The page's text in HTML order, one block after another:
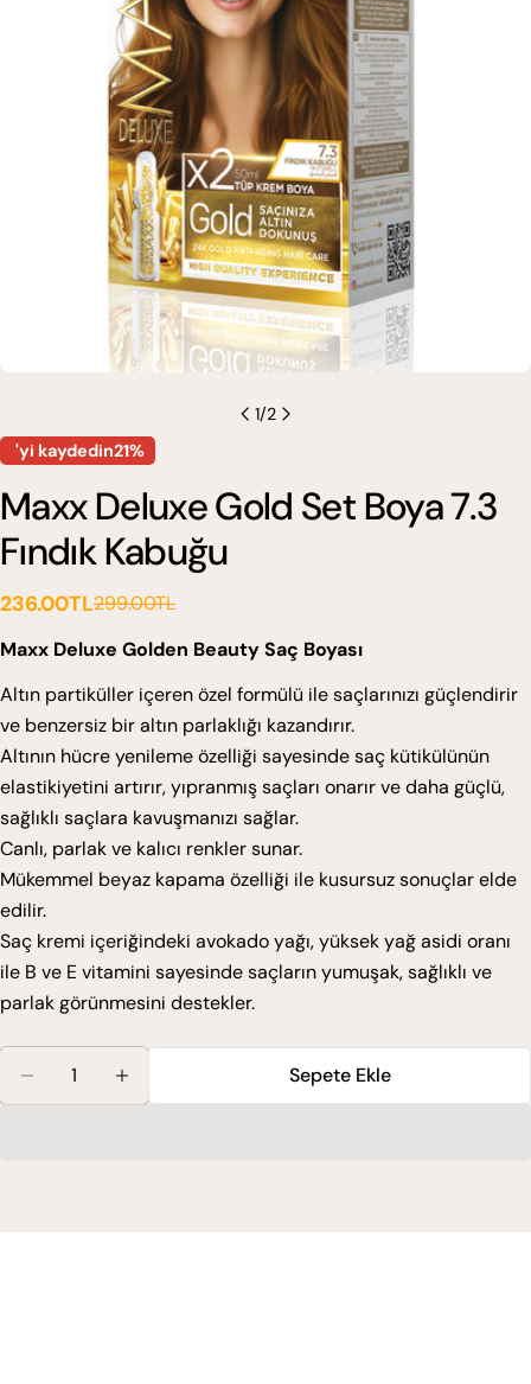
medyasını modda açın
1/2
'yi kaydedin21%
Maxx Deluxe Gold Set Boya 7.3
Fındık Kabuğu
Satış
ücreti
236.00TL
Normal
fiyat
299.00TL
Maxx Deluxe Golden Beauty Saç Boyası
Altın partiküller içeren özel formülü ile saçlarınızı güçlendirir
ve benzersiz bir altın parlaklığı kazandırır.
Altının hücre yenileme özelliği sayesinde saç kütikülünün
elastikiyetini artırır, yıpranmış saçları onarır ve daha güçlü,
sağlıklı saçlara kavuşmanızı sağlar.
Canlı, parlak ve kalıcı renkler sunar.
Mükemmel beyaz kapama özelliği ile kusursuz sonuçlar elde
edilir.
Saç kremi içeriğindeki avokado yağı, yüksek yağ asidi oranı
ile B ve E vitamini sayesinde saçların yumuşak, sağlıklı ve
parlak görünmesini destekler.
Maxx Deluxe Gold Set Boya 7.3 Fındık Kabuğu Için
Maxx Deluxe Gold Set Boya 7.3 Fındık
Sepete Ekle